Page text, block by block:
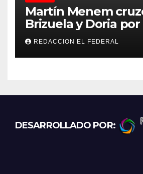
Martín Menem
Brizuela y Doria por
incendios en
“Miente
REDACCION EL FEDERAL
DESARROLLADO POR: